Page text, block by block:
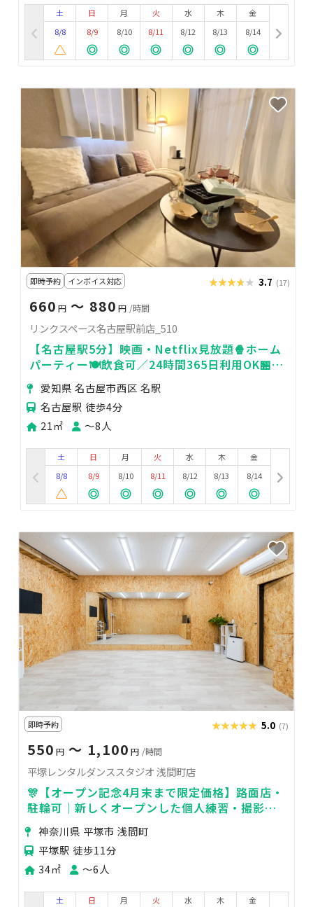
土
8/8
日
8/9
月
8/10
火
8/11
水
8/12
木
8/13
金
8/14
即時予約 インボイス対応 ★★★★★
★★★★★ 3.7 (17)
660 円〜 880 円 /時間
リンクスペース名古屋駅前店_510
【名古屋駅5分】映画・Netflix見放題🍿ホーム
パーティー🍽飲食可／24時間365日利用OK🏪高
速Wifi✨
愛知県 名古屋市西区 名駅
名古屋駅 徒歩4分
21㎡
〜8人
土
8/8
日
8/9
月
8/10
火
8/11
水
8/12
木
8/13
金
8/14
即時予約 ★★★★★
★★★★★ 5.0 (7)
550 円 〜 1,100 円 /時間
平塚レンタルダンススタジオ 浅間町店
🎊【オープン記念4月末まで限定価格】路面店・
駐輪可｜新しくオープンした個人練習・撮影向
けスタジオ
神奈川県 平塚市 浅間町
平塚駅 徒歩11分
34㎡
〜6人
土
日
月
火
水
木
金